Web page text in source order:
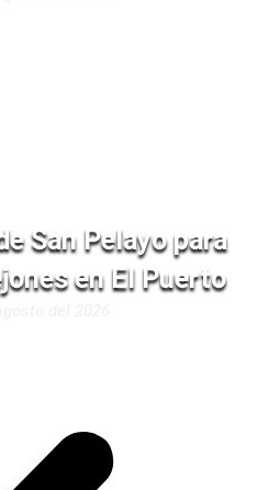
San Pelayo para
en El Puerto